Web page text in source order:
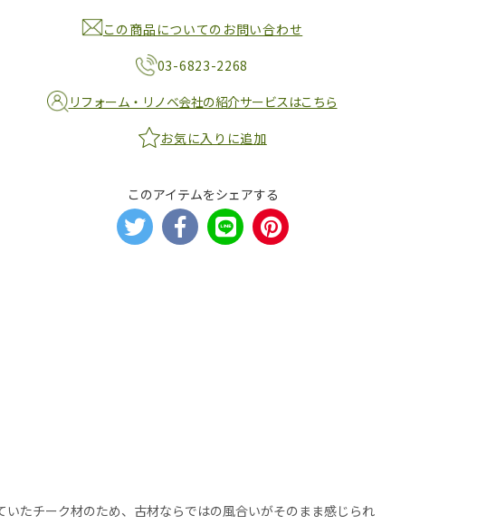
この商品についてのお問い合わせ
03-6823-2268
リフォーム・リノベ会社の紹介サービスはこちら
お気に入りに追加
このアイテムをシェアする
たチーク材のため、古材ならではの風合いがそのまま感じられ